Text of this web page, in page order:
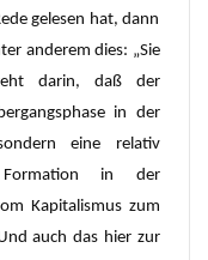
gelesen hat, dann
anderem dies: „Sie
darin, daß der
in der
eine relativ
Formation in der
Kapitalismus zum
auch das hier zur